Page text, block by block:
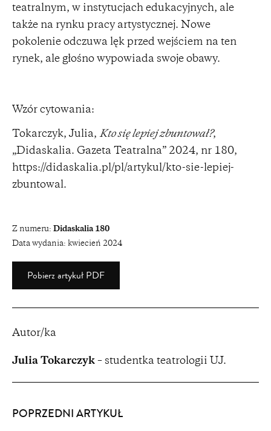
teatralnym, w instytucjach edukacyjnych, ale
także na rynku pracy artystycznej. Nowe
pokolenie odczuwa lęk przed wejściem na ten
rynek, ale głośno wypowiada swoje obawy.
Wzór cytowania:
Tokarczyk, Julia, Kto się lepiej zbuntował?,
„Didaskalia. Gazeta Teatralna” 2024, nr 180,
https://didaskalia.pl/pl/artykul/kto-sie-lepiej-
zbuntowal.
Z numeru: Didaskalia 180
Data wydania: kwiecień 2024
Pobierz artykuł PDF
Autor/ka
Julia Tokarczyk – studentka teatrologii UJ.
POPRZEDNI ARTYKUŁ